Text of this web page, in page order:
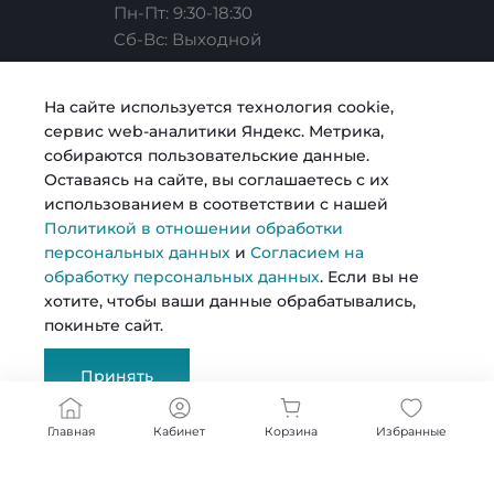
Карьера
Согласие на обработку персональных данных
Политика в отношении обработки персональных
данных
Сертификаты
Документы
Строительство
Металлопрокат
Возможности
Пн-Пт: 9:30-18:30
Cб-Вс: Выходной
© 2026 Kosmos, Все права защищены
Главная Кабинет Корзина Избранные
На сайте используется технология cookie,
сервис web-аналитики Яндекс. Метрика,
собираются пользовательские данные.
Оставаясь на сайте, вы соглашаетесь с их
использованием в соответствии с нашей
Политикой в отношении обработки
персональных данных и Согласием на
обработку персональных данных. Если вы не
хотите, чтобы ваши данные обрабатывались,
покиньте сайт.
Принять